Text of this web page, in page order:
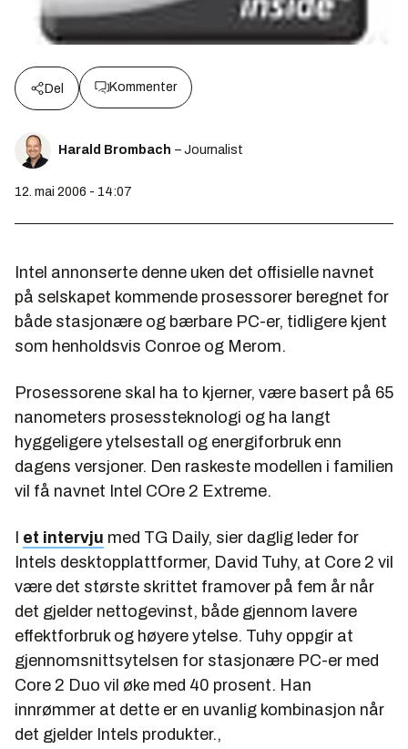
Del Kommenter
Harald Brombach – Journalist
12. mai 2006 - 14:07
Intel annonserte denne uken det offisielle navnet
på selskapet kommende prosessorer beregnet for
både stasjonære og bærbare PC-er, tidligere kjent
som henholdsvis Conroe og Merom.
Prosessorene skal ha to kjerner, være basert på 65
nanometers prosessteknologi og ha langt
hyggeligere ytelsestall og energiforbruk enn
dagens versjoner. Den raskeste modellen i familien
vil få navnet Intel COre 2 Extreme.
et intervju med TG Daily, sier daglig leder for
Intels desktopplattformer, David Tuhy, at Core 2 vil
være det største skrittet framover på fem år når
det gjelder nettogevinst, både gjennom lavere
effektforbruk og høyere ytelse. Tuhy oppgir at
gjennomsnittsytelsen for stasjonære PC-er med
Core 2 Duo vil øke med 40 prosent. Han
innrømmer at dette er en uvanlig kombinasjon når
det gjelder Intels produkter.,